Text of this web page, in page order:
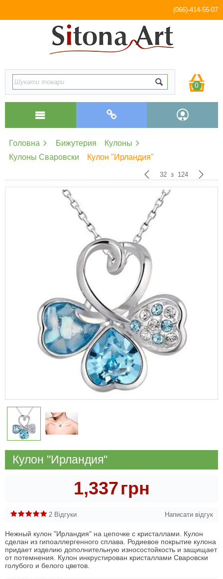
(066)-414-55-07
0
Головна Бижутерия
Кулоны
Кулоны Сваровски
Кулон "Ирландия"
32 з 124
Кулон "Ирландия"
1,337грн
2 Відгуки Написати відгук
Нежный кулон "Ирландия" на цепочке с кристаллами. Кулон
сделан из гипоаллергенного сплава. Родиевое покрытие кулона
придает изделию дополнительную износостойкость и защищает
от потемнения. Кулон инкрустирован кристаллами Сваровски
голубого и белого цветов.